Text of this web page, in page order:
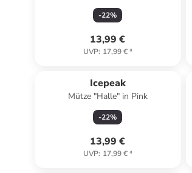
-22%
13,99 €
UVP: 17,99 €*
Icepeak
Mütze "Halle" in Pink
-22%
13,99 €
UVP: 17,99 €*